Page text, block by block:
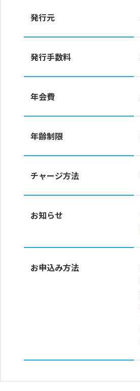
発行元
発行手数料
年会費
年齢制限
チャージ方法
お知らせ
お申込み方法